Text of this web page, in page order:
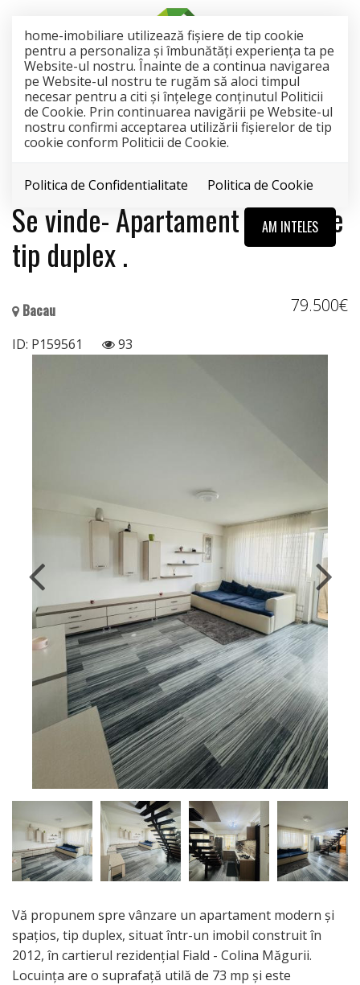
home-imobiliare utilizează fişiere de tip cookie
pentru a personaliza și îmbunătăți experiența ta pe
Website-ul nostru. Înainte de a continua navigarea
pe Website-ul nostru te rugăm să aloci timpul
necesar pentru a citi și înțelege conținutul Politicii
de Cookie. Prin continuarea navigării pe Website-ul
nostru confirmi acceptarea utilizării fişierelor de tip
cookie conform Politicii de Cookie.
Politica de Confidentialitate Politica de Cookie
AM INTELES
Se vinde- Apartament 3 camere
tip duplex .
Bacau 79.500€
ID: P159561 93
Vă propunem spre vânzare un apartament modern și
spațios, tip duplex, situat într-un imobil construit în
2012, în cartierul rezidențial Fiald - Colina Măgurii.
Locuința are o suprafață utilă de 73 mp și este